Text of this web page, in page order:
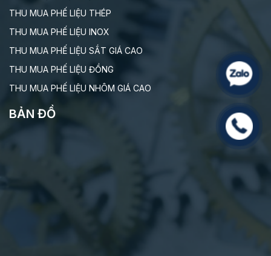
THU MUA PHẾ LIỆU THÉP
THU MUA PHẾ LIỆU INOX
THU MUA PHẾ LIỆU SẮT GIÁ CAO
THU MUA PHẾ LIỆU ĐỒNG
THU MUA PHẾ LIỆU NHÔM GIÁ CAO
BẢN ĐỒ